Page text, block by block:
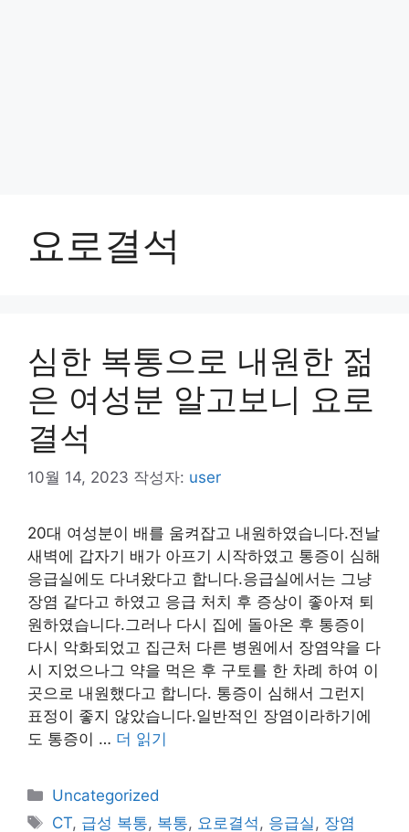
요로결석
심한 복통으로 내원한 젊
은 여성분 알고보니 요로
결석
10월 14, 2023 작성자: user
20대 여성분이 배를 움켜잡고 내원하였습니다.전날
새벽에 갑자기 배가 아프기 시작하였고 통증이 심해
응급실에도 다녀왔다고 합니다.응급실에서는 그냥
장염 같다고 하였고 응급 처치 후 증상이 좋아져 퇴
원하였습니다.그러나 다시 집에 돌아온 후 통증이
다시 악화되었고 집근처 다른 병원에서 장염약을 다
시 지었으나그 약을 먹은 후 구토를 한 차례 하여 이
곳으로 내원했다고 합니다. 통증이 심해서 그런지
표정이 좋지 않았습니다.일반적인 장염이라하기에
도 통증이 … 더 읽기
카
테
Uncategorized
태
CT, 급성 복통, 복통, 요로결석, 응급실, 장염